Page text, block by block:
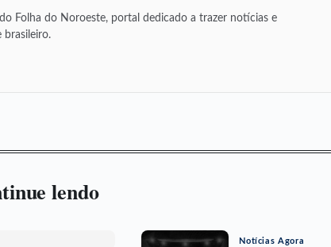
Folha do Noroeste, portal dedicado a trazer notícias e
brasileiro.
lendo
Notícias Agora